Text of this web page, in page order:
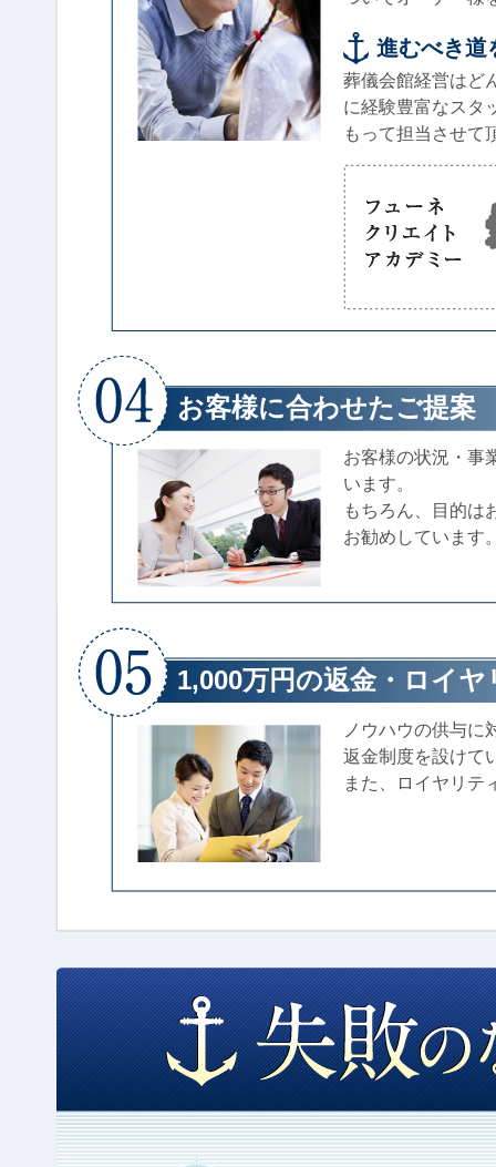
進むべき道
葬儀会館経営はど
に経験豊富なスタ
もって担当させて
お客様に合わせたご提案
お客様の状況・事
います。
もちろん、目的は
お勧めしています
1,000万円の返金・ロイ
ノウハウの供与に
返金制度を設けて
また、ロイヤリテ